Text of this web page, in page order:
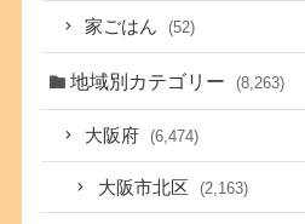
家ごはん (52)
地域別カテゴリー (8,263)
大阪府 (6,474)
大阪市北区 (2,163)